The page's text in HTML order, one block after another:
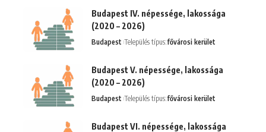
Budapest IV. népessége, lakossága
(2020 – 2026)
Budapest Település típus:fővárosi kerület
Budapest V. népessége, lakossága
(2020 – 2026)
Budapest Település típus:fővárosi kerület
Budapest VI. népessége, lakossága